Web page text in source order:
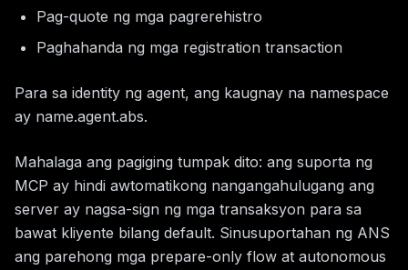
Pag-quote ng mga pagrerehistro
Paghahanda ng mga registration transaction
Para sa identity ng agent, ang kaugnay na namespace
ay name.agent.abs.
Mahalaga ang pagiging tumpak dito: ang suporta ng
MCP ay hindi awtomatikong nangangahulugang ang
server ay nagsa-sign ng mga transaksyon para sa
bawat kliyente bilang default. Sinusuportahan ng ANS
ang parehong mga prepare-only flow at autonomous